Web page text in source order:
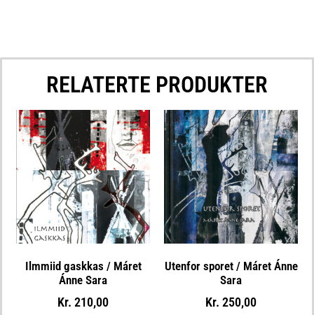
RELATERTE PRODUKTER
Ilmmiid gaskkas / Máret
Ánne Sara
Kr 210,00
Utenfor sporet / Máret Ánne
Sara
Kr 250,00